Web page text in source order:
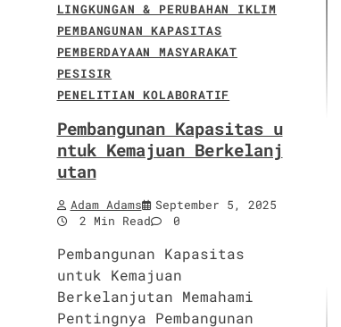
LINGKUNGAN & PERUBAHAN IKLIM
PEMBANGUNAN KAPASITAS
PEMBERDAYAAN MASYARAKAT
PESISIR
PENELITIAN KOLABORATIF
Pembangunan Kapasitas u
ntuk Kemajuan Berkelanj
utan
Adam Adams
September 5, 2025
2 Min Read
0
Pembangunan Kapasitas
untuk Kemajuan
Berkelanjutan Memahami
Pentingnya Pembangunan